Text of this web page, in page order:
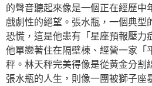
的聲音聽起來像是一個正在經歷中
戲劇性的絕望。張水瓶，一個典型
恐慌，這是他患有「星座預報壓力
他單戀著住在隔壁棟、經營一家「
秤。林天秤完美得像是從黃金分割
張水瓶的人生，則像一團被獅子座